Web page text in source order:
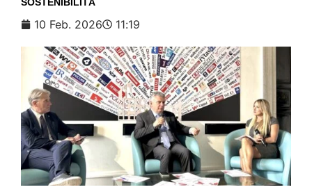
10 Feb. 2026 11:19